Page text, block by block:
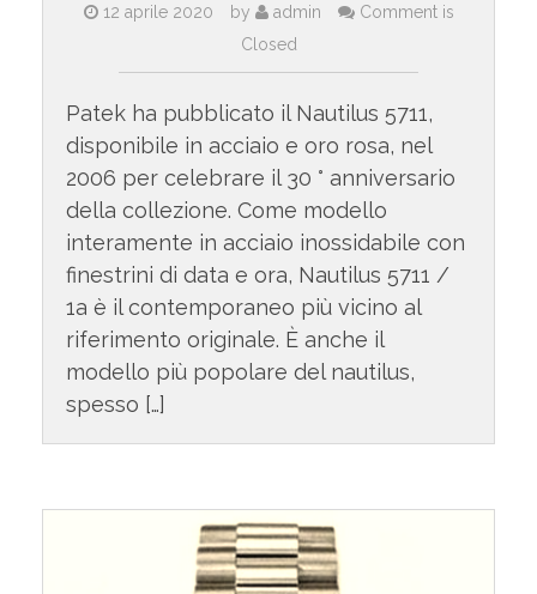
12 aprile 2020 by admin
Comment is
Closed
Patek ha pubblicato il Nautilus 5711,
disponibile in acciaio e oro rosa, nel
2006 per celebrare il 30 ° anniversario
della collezione. Come modello
interamente in acciaio inossidabile con
finestrini di data e ora, Nautilus 5711 /
1a è il contemporaneo più vicino al
riferimento originale. È anche il
modello più popolare del nautilus,
spesso […]